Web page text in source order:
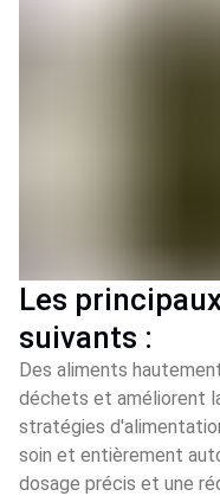
Les
suivants :
Des aliments
déchets et améliorent
stratégies
soin et entièrement
dosage précis et une